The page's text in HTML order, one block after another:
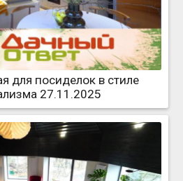
для посиделок в стиле
27.11.2025